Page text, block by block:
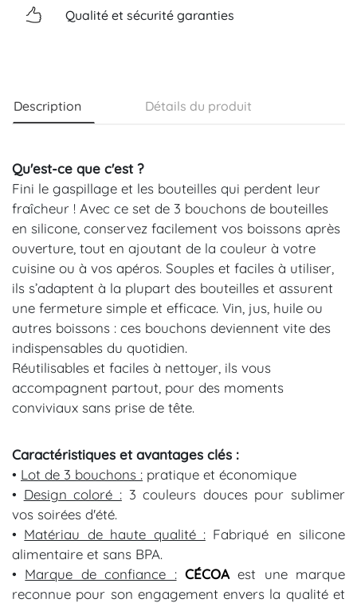
Qualité et sécurité garanties
Description Détails du produit
Qu'est-ce que c'est ?
Fini le gaspillage et les bouteilles qui perdent leur
fraîcheur ! Avec ce set de 3 bouchons de bouteilles
en silicone, conservez facilement vos boissons après
ouverture, tout en ajoutant de la couleur à votre
cuisine ou à vos apéros. Souples et faciles à utiliser,
ils s’adaptent à la plupart des bouteilles et assurent
une fermeture simple et efficace. Vin, jus, huile ou
autres boissons : ces bouchons deviennent vite des
indispensables du quotidien.
Réutilisables et faciles à nettoyer, ils vous
accompagnent partout, pour des moments
conviviaux sans prise de tête.
Caractéristiques et avantages clés :
• Lot de 3 bouchons : pratique et économique
• Design coloré :3 couleurs douces pour sublimer
vos soirées d'été.
• Matériau de haute qualité :Fabriqué en silicone
alimentaire et sans BPA.
• Marque de confiance : CÉCOAest une marque
reconnue pour son engagement envers la qualité et